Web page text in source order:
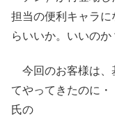
担当の便利キャラ
らいいか。いいのか
今回のお客様は、
てやってきたのに
氏の